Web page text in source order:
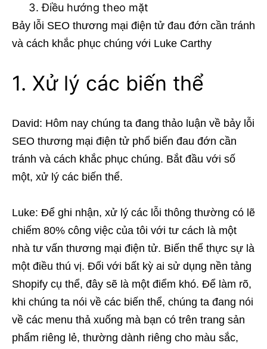
Điều hướng theo mặt
Bảy lỗi SEO thương mại điện tử đau đớn cần tránh
và cách khắc phục chúng với Luke Carthy
1. Xử lý các biến thể
David: Hôm nay chúng ta đang thảo luận về bảy lỗi
SEO thương mại điện tử phổ biến đau đớn cần
tránh và cách khắc phục chúng. Bắt đầu với số
một, xử lý các biến thể.
Luke: Để ghi nhận, xử lý các lỗi thông thường có lẽ
chiếm 80% công việc của tôi với tư cách là một
nhà tư vấn thương mại điện tử. Biến thể thực sự là
một điều thú vị. Đối với bất kỳ ai sử dụng nền tảng
Shopify cụ thể, đây sẽ là một điểm khó. Để làm rõ,
khi chúng ta nói về các biến thể, chúng ta đang nói
về các menu thả xuống mà bạn có trên trang sản
phẩm riêng lẻ, thường dành riêng cho màu sắc,